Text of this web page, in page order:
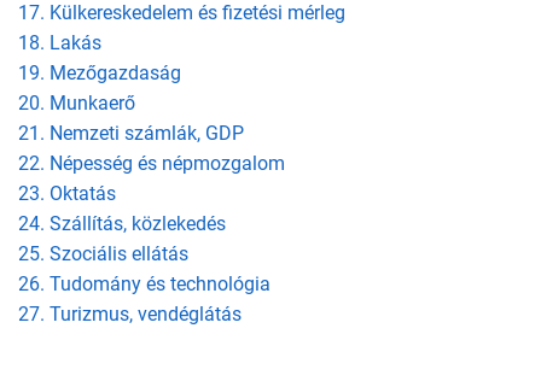
17. Külkereskedelem és fizetési mérleg
18. Lakás
19. Mezőgazdaság
20. Munkaerő
21. Nemzeti számlák, GDP
22. Népesség és népmozgalom
23. Oktatás
24. Szállítás, közlekedés
25. Szociális ellátás
26. Tudomány és technológia
27. Turizmus, vendéglátás